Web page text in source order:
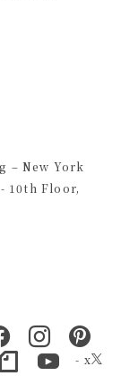
– New York
10th Floor,
- x